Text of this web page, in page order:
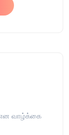
என வாழ்க்கை